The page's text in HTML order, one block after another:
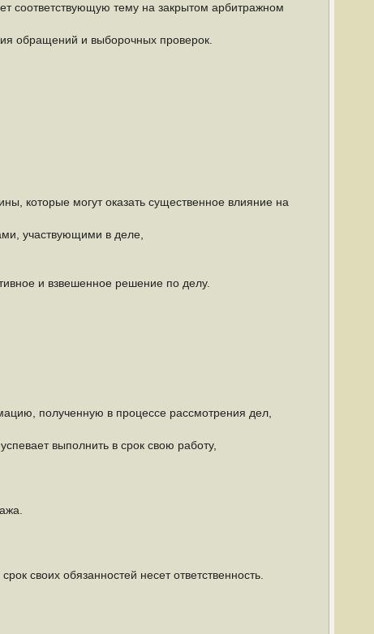
соответствующую тему на закрытом арбитражном
обращений и выборочных проверок.
которые могут оказать существенное влияние на
участвующими в деле,
и взвешенное решение по делу.
полученную в процессе рассмотрения дел,
выполнить в срок свою работу,
своих обязанностей несет ответственность.